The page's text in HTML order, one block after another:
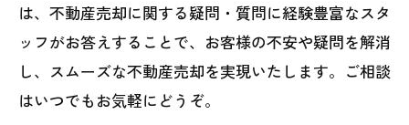
は、不動産売却に関する疑問・質問に経験豊富なスタ
ッフがお答えすることで、お客様の不安や疑問を解消
し、スムーズな不動産売却を実現いたします。ご相談
はいつでもお気軽にどうぞ。